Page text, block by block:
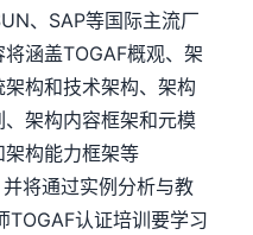
、SAP等国际主流厂
涵盖TOGAF概观、架
构和技术架构、架构
架构内容框架和元模
构能力框架等
将通过实例分析与教
TOGAF认证培训要学习